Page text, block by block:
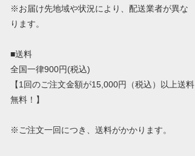
※お届け先地域や状況により、配送業者が異な
ります。
■送料
全国一律900円(税込)
【1回のご注文金額が15,000円（税込）以上送料
無料！】
※ご注文一回につき、送料がかかります。